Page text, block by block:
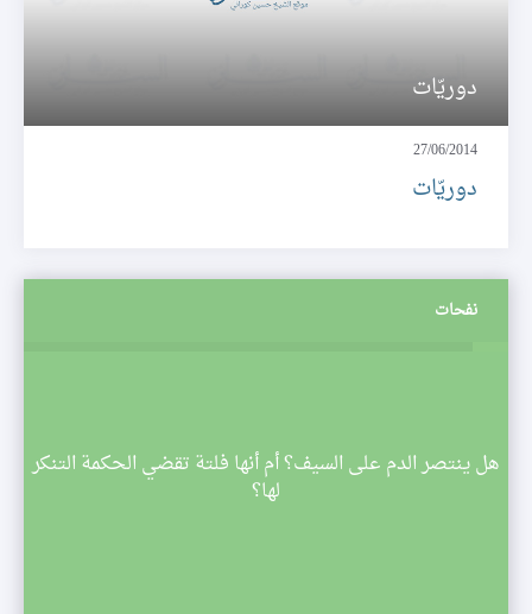
دوريّات
27/06/2014
دوريّات
نفحات
هل ينتصر الدم على السيف؟ أم أنها فلتة تقضي الحكمة التنكر
لها؟